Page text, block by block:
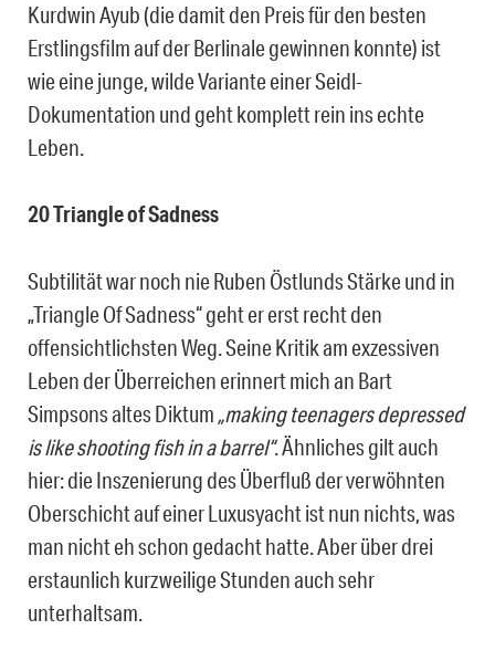
Kurdwin Ayub (die damit den Preis für den besten
Erstlingsfilm auf der Berlinale gewinnen konnte) ist
wie eine junge, wilde Variante einer Seidl-
Dokumentation und geht komplett rein ins echte
Leben.
20 Triangle of Sadness
Subtilität war noch nie Ruben Östlunds Stärke und in
„Triangle Of Sadness“ geht er erst recht den
offensichtlichsten Weg. Seine Kritik am exzessiven
Leben der Überreichen erinnert mich an Bart
Simpsons altes Diktum „making teenagers depressed
is like shooting fish in a barrel“. Ähnliches gilt auch
hier: die Inszenierung des Überfluß der verwöhnten
Oberschicht auf einer Luxusyacht ist nun nichts, was
man nicht eh schon gedacht hatte. Aber über drei
erstaunlich kurzweilige Stunden auch sehr
unterhaltsam.